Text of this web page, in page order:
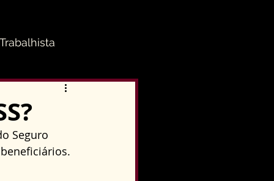
Direito Penal
Seguro